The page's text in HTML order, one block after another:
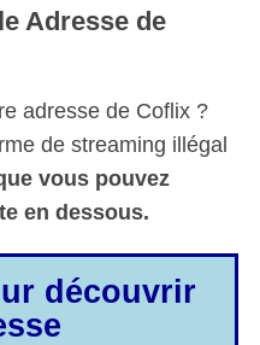
Adresse de
adresse de Coflix ?
de streaming illégal
vous pouvez
en dessous.
découvrir